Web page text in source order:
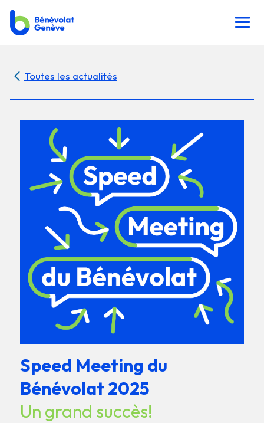
Toutes les actualités
Speed Meeting du
Bénévolat 2025
Un grand succès!